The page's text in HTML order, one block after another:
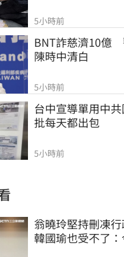
5小時前
BNT詐慈濟10億
陳時中清白
5小時前
台中宣導單用中
批每天都出包
5小時前
翁曉玲堅持刪凍行
韓國瑜也受不了